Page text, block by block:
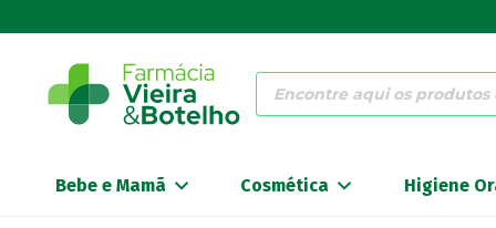
Products
search
Bebe e Mamã Cosmética Higiene